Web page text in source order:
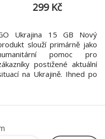
299 Kč
Ukrajina 15 GB Nový
slouží primárně jako
pomoc pro
postižené aktuální
na Ukrajině. Ihned po
*Volání do sítě O2
za 1 Kč/minuta *50 Kč